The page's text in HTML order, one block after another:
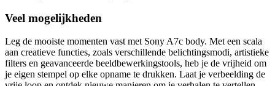
Veel mogelijkheden
Leg de mooiste momenten vast met Sony A7c body. Met een scala
aan creatieve functies, zoals verschillende belichtingsmodi, artistieke
filters en geavanceerde beeldbewerkingstools, heb je de vrijheid om
je eigen stempel op elke opname te drukken. Laat je verbeelding de